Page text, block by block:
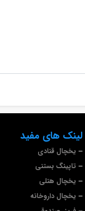
لینک های مفید
یخچال قنادی
تاپینگ بستنی
یخچال هتلی
یخچال داروخانه